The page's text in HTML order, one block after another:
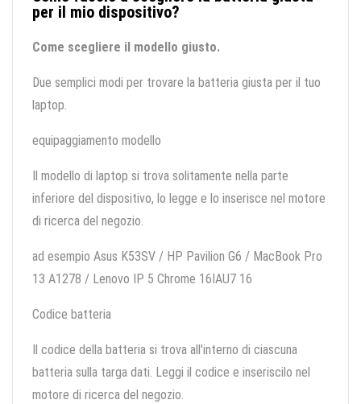
per il mio dispositivo?
Come scegliere il modello giusto.
Due semplici modi per trovare la batteria giusta per il tuo
laptop.
equipaggiamento modello
Il modello di laptop si trova solitamente nella parte
inferiore del dispositivo, lo legge e lo inserisce nel motore
di ricerca del negozio.
ad esempio Asus K53SV / HP Pavilion G6 / MacBook Pro
13 A1278 / Lenovo IP 5 Chrome 16IAU7 16
Codice batteria
Il codice della batteria si trova all'interno di ciascuna
batteria sulla targa dati. Leggi il codice e inseriscilo nel
motore di ricerca del negozio.